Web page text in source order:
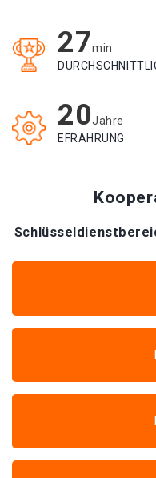
27min
20Jahre
EFRAHRUNG